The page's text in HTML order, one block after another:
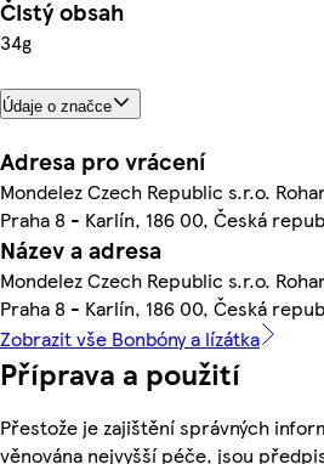
Čistý obsah
34g
Údaje o značce
Adresa pro vrácení
Mondelez Czech Republic s.r.o.
Praha 8 - Karlín, 186 00, Česká
Název a adresa
Mondelez Czech Republic s.r.o.
Praha 8 - Karlín, 186 00, Česká
Zobrazit vše Bonbóny a lízátka
Příprava a použití
Přestože je zajištění správných
věnována nejvyšší péče, jsou